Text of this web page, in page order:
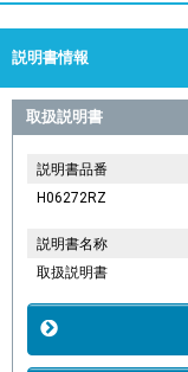
説明書情報
取扱説明書
説明書品番
H06272RZ
説明書名称
取扱説明書